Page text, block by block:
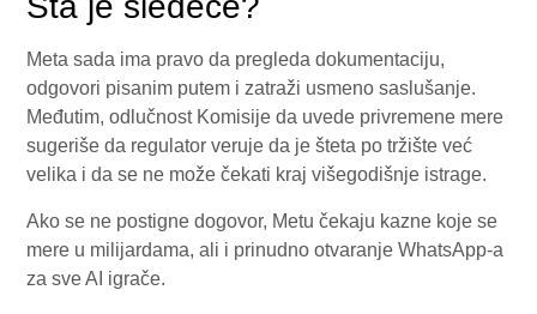
Meta sada ima pravo da pregleda dokumentaciju,
odgovori pisanim putem i zatraži usmeno saslušanje.
Međutim, odlučnost Komisije da uvede privremene mere
sugeriše da regulator veruje da je šteta po tržište već
velika i da se ne može čekati kraj višegodišnje istrage.
Ako se ne postigne dogovor, Metu čekaju kazne koje se
mere u milijardama, ali i prinudno otvaranje WhatsApp-a
za sve AI igrače.